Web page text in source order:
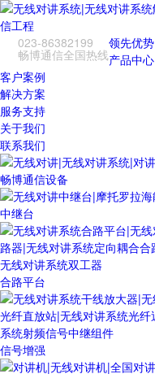
023-86382199
畅博通信全国热线
领先优势
产品中心
客户案例
解决方案
服务支持
关于我们
联系我们
畅博通信设备
中继台
合路平台
信号增强